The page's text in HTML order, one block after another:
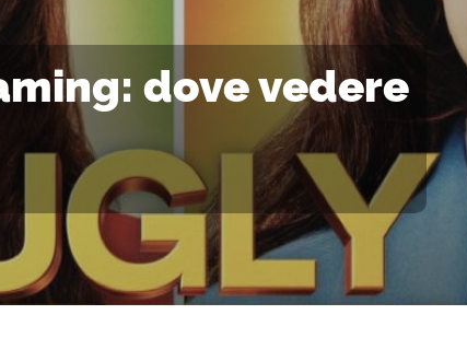
IL PARADISO DELLE SIGNORE
SEGRETI DI FAMIGLIA
TEMPESTA D’AMORE
UN POSTO AL SOLE
dove vedere